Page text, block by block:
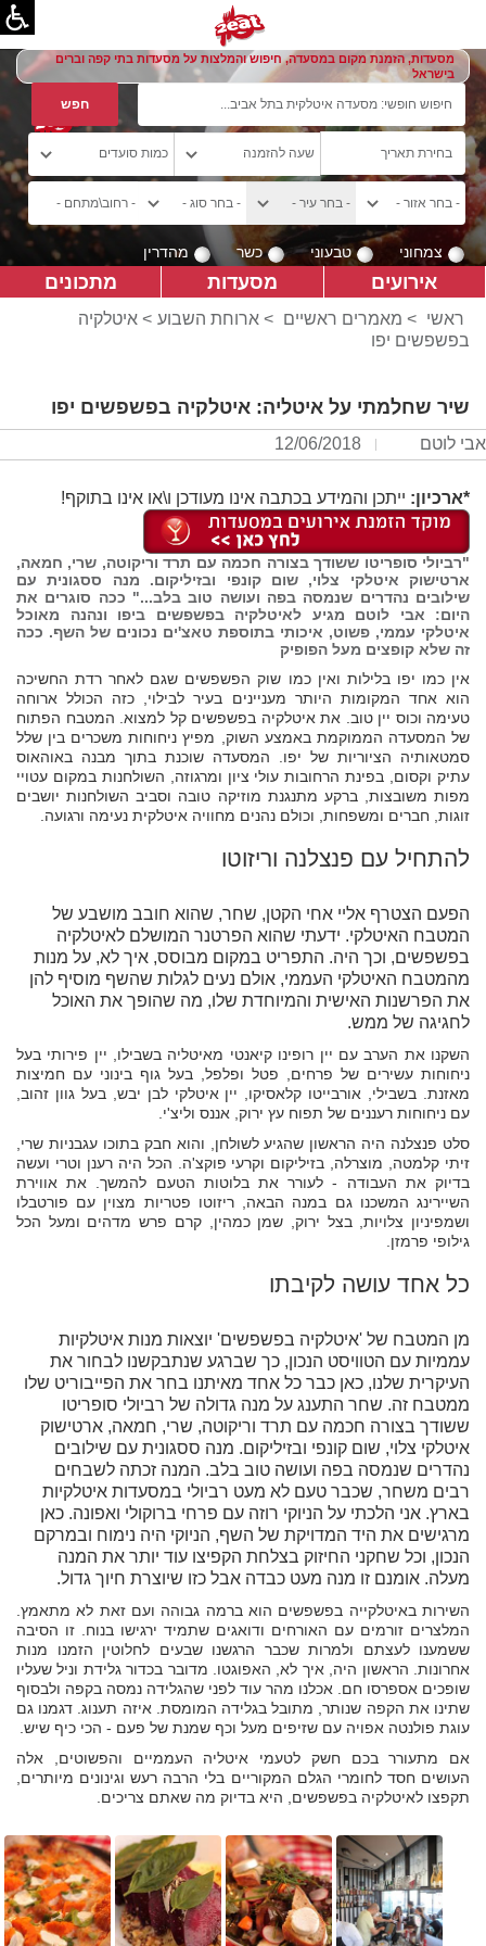
מסעדות, הזמנת מקום במסעדה, חיפוש והמלצות על מסעדות בתי קפה וברים
בישראל
צמחוני טבעוני כשר מהדרין
אירועים מסעדות מתכונים
ראשי > מאמרים ראשיים > ארוחת השבוע > איטלקיה
בפשפשים יפו
שיר שחלמתי על איטליה: איטלקיה בפשפשים יפו
אבי לוטם 12/06/2018
*ארכיון: ייתכן והמידע בכתבה אינו מעודכן ו\או אינו בתוקף!
"רביולי סופריטו ששודך בצורה חכמה עם תרד וריקוטה, שרי, חמאה,
ארטישוק איטלקי צלוי, שום קונפי ובזיליקום. מנה ססגונית עם
שילובים נהדרים שנמסה בפה ועושה טוב בלב..." ככה סוגרים את
היום: אבי לוטם מגיע לאיטלקיה בפשפשים ביפו ונהנה מאוכל
איטלקי עממי, פשוט, איכותי בתוספת טאצ'ים נכונים של השף. ככה
זה שלא קופצים מעל הפופיק
אין כמו יפו בלילות ואין כמו שוק הפשפשים שגם לאחר רדת החשיכה
הוא אחד המקומות היותר מעניינים בעיר לבילוי, כזה הכולל ארוחה
טעימה וכוס יין טוב. את איטלקיה בפשפשים קל למצוא. המטבח הפתוח
של המסעדה הממוקמת באמצע השוק, מפיץ ניחוחות משכרים בין שלל
סמטאותיה הציוריות של יפו. המסעדה שוכנת בתוך מבנה באוהאוס
עתיק וקסום, בפינת הרחובות עולי ציון ומרגוזה, השולחנות במקום עטויי
מפות משובצות, ברקע מתנגנת מוזיקה טובה וסביב השולחנות יושבים
זוגות, חברים ומשפחות, וכולם נהנים מחוויה איטלקית נעימה ורגועה.
להתחיל עם פנצלנה וריזוטו
הפעם הצטרף אליי אחי הקטן, שחר, שהוא חובב מושבע של
המטבח האיטלקי. ידעתי שהוא הפרטנר המושלם לאיטלקיה
בפשפשים, וכך היה. התפריט במקום מבוסס, איך לא, על מנות
מהמטבח האיטלקי העממי, אולם נעים לגלות שהשף מוסיף להן
את הפרשנות האישית והמיוחדת שלו, מה שהופך את האוכל
לחגיגה של ממש.
השקנו את הערב עם יין רופינו קיאנטי מאיטליה בשבילו, יין פירותי בעל
ניחוחות עשירים של פרחים, פטל ופלפל, בעל גוף בינוני עם חמיצות
מאזנת. בשבילי, אורבייטו קלאסיקו, יין איטלקי לבן יבש, בעל גוון זהוב,
עם ניחוחות רעננים של תפוח עץ ירוק, אננס וליצ'י.
סלט פנצלנה היה הראשון שהגיע לשולחן, והוא חבק בתוכו עגבניות שרי,
זיתי קלמטה, מוצרלה, בזיליקום וקרעי פוקצ'ה. הכל היה רענן וטרי ועשה
בדיוק את העבודה - לעורר את בלוטות הטעם להמשך. את אווירת
השיירינג המשכנו גם במנה הבאה, ריזוטו פטריות מצוין עם פורטבלו
ושמפיניון צלויות, בצל ירוק, שמן כמהין, קרם פרש מדהים ומעל הכל
גילופי פרמזן.
כל אחד עושה לקיבתו
מן המטבח של 'איטלקיה בפשפשים' יוצאות מנות איטלקיות
עממיות עם הטוויסט הנכון, כך שברגע שנתבקשנו לבחור את
העיקרית שלנו, כאן כבר כל אחד מאיתנו בחר את הפייבוריט שלו
ממטבח זה. שחר התענג על מנה גדולה של רביולי סופריטו
ששודך בצורה חכמה עם תרד וריקוטה, שרי, חמאה, ארטישוק
איטלקי צלוי, שום קונפי ובזיליקום. מנה ססגונית עם שילובים
נהדרים שנמסה בפה ועושה טוב בלב. המנה זכתה לשבחים
רבים משחר, שכבר טעם לא מעט רביולי במסעדות איטלקיות
בארץ. אני הלכתי על הניוקי רוזה עם פרחי ברוקולי ואפונה. כאן
מרגישים את היד המדויקת של השף, הניוקי היה נימוח ובמרקם
הנכון, וכל שחקני החיזוק בצלחת הקפיצו עוד יותר את המנה
מעלה. אומנם זו מנה מעט כבדה אבל כזו שיוצרת חיוך גדול.
השירות באיטלקייה בפשפשים הוא ברמה גבוהה ועם זאת לא מתאמץ.
המלצרים זורמים עם האורחים ודואגים שתמיד ירגישו בנוח. זו הסיבה
ששמענו לעצתם ולמרות שכבר הרגשנו שבעים לחלוטין הזמנו מנות
אחרונות. הראשון היה, איך לא, האפוגטו. מדובר בכדור גלידת וניל שעליו
שופכים אספרסו חם. אכלנו מהר עוד לפני שהגלידה נמסה בקפה ולבסוף
שתינו את הקפה שנותר, מתובל בגלידה המומסת. איזה תענוג. דגמנו גם
עוגת פולנטה אפויה עם שזיפים מעל וכף שמנת של פעם - הכי כיף שיש.
אם מתעורר בכם חשק לטעמי איטליה העממיים והפשוטים, אלה
העושים חסד לחומרי הגלם המקוריים בלי הרבה רעש וגינונים מיותרים,
תקפצו לאיטלקיה בפשפשים, היא בדיוק מה שאתם צריכים.